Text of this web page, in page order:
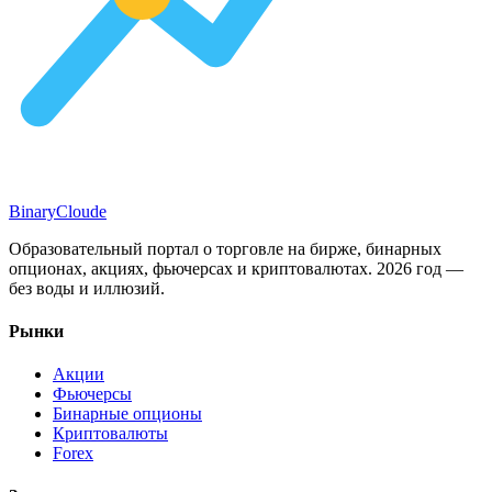
BinaryCloude
Образовательный портал о торговле на бирже, бинарных
опционах, акциях, фьючерсах и криптовалютах. 2026 год —
без воды и иллюзий.
Рынки
Акции
Фьючерсы
Бинарные опционы
Криптовалюты
Forex